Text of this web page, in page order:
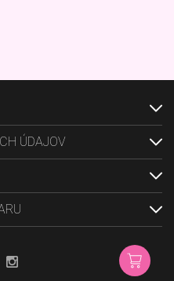
ÚDAJOV